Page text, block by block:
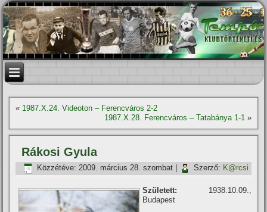
« 1987.X.24. Videoton – Ferencváros 2-2
1987.X.28. Ferencváros – Tatabánya 1-1»
Rákosi Gyula
Közzétéve: 2009. március 28. szombat Szerző: K@rcsi
Született: 1938.10.09.,
Budapest